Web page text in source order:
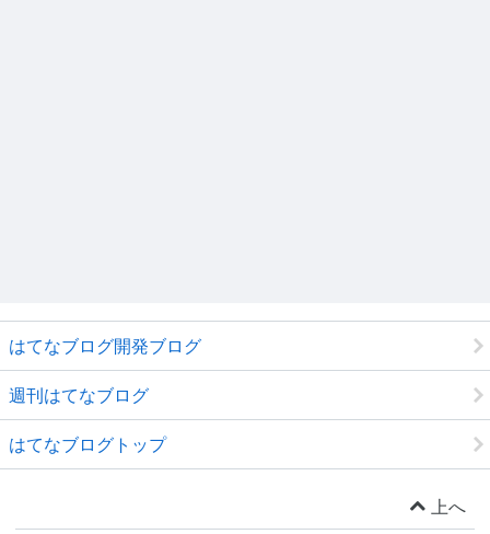
はてなブログ開発ブログ
週刊はてなブログ
はてなブログトップ
上へ